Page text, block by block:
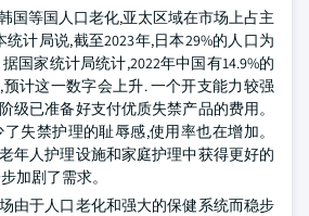
国等国人口老化,亚太区域在市场上占主
计局说,截至2023年,日本29%的人口为
国家统计局统计,2022年中国有14.9%的
预计这一数字会上升. 一个开支能力较强
级已准备好支付优质失禁产品的费用。
失禁护理的耻辱感,使用率也在增加。
年人护理设施和家庭护理中获得更好的
加剧了需求。
由于人口老化和强大的保健系统而稳步